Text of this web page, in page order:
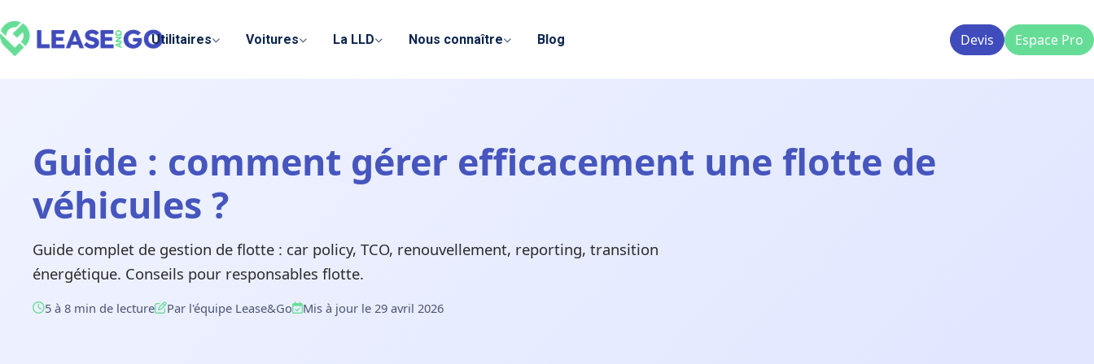
Utilitaires Voitures La LLD Nous connaître Blog Devis Espace Pro
Guide : comment gérer efficacement une flotte de
véhicules ?
Guide complet de gestion de flotte : car policy, TCO, renouvellement, reporting, transition
énergétique. Conseils pour responsables flotte.
5 à 8 min de lecture Par l'équipe Lease&Go Mis à jour le 29 avril 2026